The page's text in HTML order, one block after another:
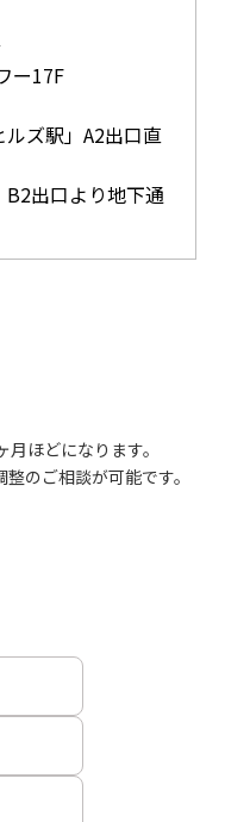
ー17F
ズ駅」A2出口直
出口より地下通
ほどになります。
のご相談が可能です。